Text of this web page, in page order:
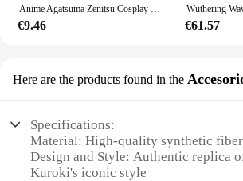
Anime Agatsuma Zenitsu Cosplay traje Kimono Halloween Kleding uniforme de fiesta Pruik Vrouwen niños
€9.46 €61.57
Here are the products found in the
Specifications:
Material: High-quality synthetic
Design and Style: Authentic replica
Kuroki's iconic style